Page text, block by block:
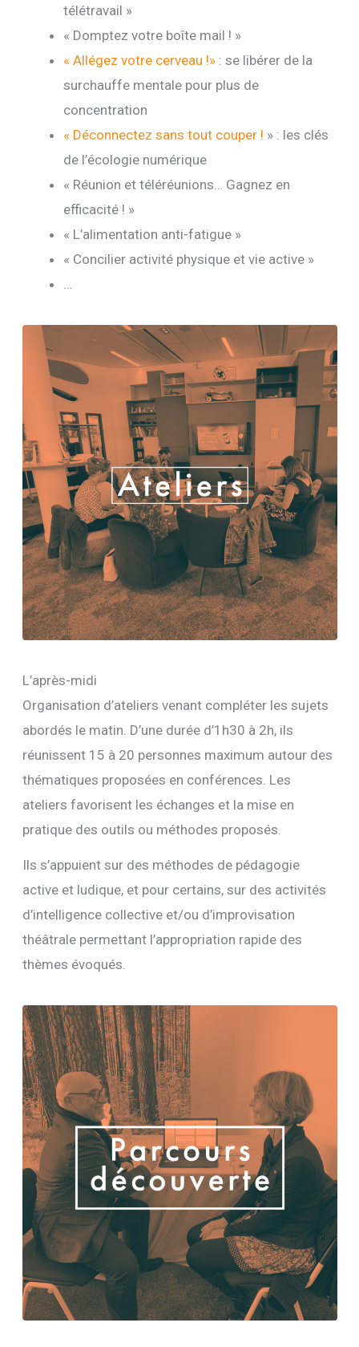
télétravail »
« Domptez votre boîte mail ! »
« Allégez votre cerveau !»: se libérer de la
surchauffe mentale pour plus de
concentration
« Déconnectez sans tout couper ! » : les clés
de l’écologie numérique
« Réunion et téléréunions… Gagnez en
efficacité ! »
« L’alimentation anti-fatigue »
« Concilier activité physique et vie active »
L’après-midi
Organisation d’ateliers venant compléter les sujets
abordés le matin. D’une durée d’1h30 à 2h, ils
réunissent 15 à 20 personnes maximum autour des
thématiques proposées en conférences. Les
ateliers favorisent les échanges et la mise en
pratique des outils ou méthodes proposés.
Ils s’appuient sur des méthodes de pédagogie
active et ludique, et pour certains, sur des activités
d’intelligence collective et/ou d’improvisation
théâtrale permettant l’appropriation rapide des
thèmes évoqués.